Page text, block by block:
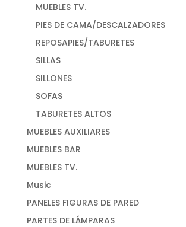
MUEBLES TV.
PIES DE CAMA/DESCALZADORES
REPOSAPIES/TABURETES
SILLAS
SILLONES
SOFAS
TABURETES ALTOS
MUEBLES AUXILIARES
MUEBLES BAR
MUEBLES TV.
Music
PANELES FIGURAS DE PARED
PARTES DE LÁMPARAS